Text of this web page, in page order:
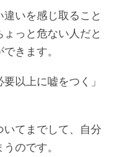
いを感じ取ること
っと危ない人だと
きます。
以上に嘘をつく」
てまでして、自分
のです。